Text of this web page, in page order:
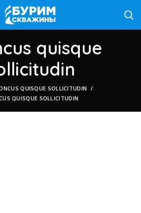
quisque
QUISQUE SOLLICITUDIN
QUISQUE SOLLICITUDIN